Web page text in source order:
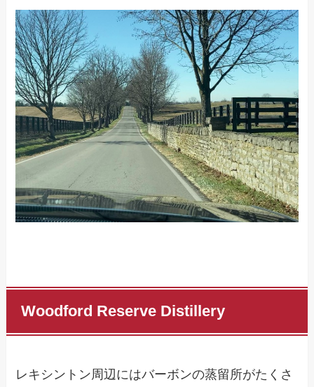
Woodford Reserve Distillery
レキシントン周辺にはバーボンの蒸留所がたくさ